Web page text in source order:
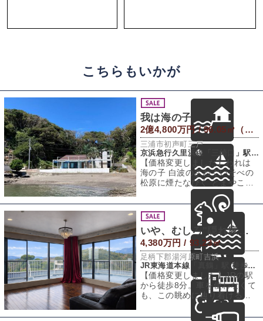
こちらもいかが
我は海の子
2億4,800万円 / 96.05㎡（建物） 1,740.67㎡（敷地）
三浦市初声町三戸
京浜急行久里浜線「三崎口」駅 徒歩30分
【価格変更しました】われは
海の子 白波のさわぐいそべの
松原に煙たなびく とまやこそ
我がなつかしき 住家なれこの
物件を見
いや、むしろ"隠れ家アジト"
4,380万円 / 93.23㎡
足柄下郡湯河原町吉浜
JR東海道本線「真鶴」駅 徒歩8分
【価格変更しました】JRの駅
から徒歩8分。車を使わなくて
も、この眺めに辿り着けると
いう事実だけで、少し驚きま
す。専有面積